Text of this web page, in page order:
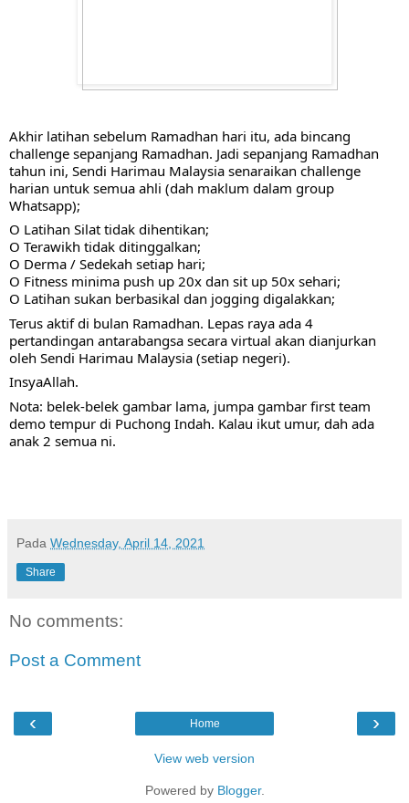
Akhir latihan sebelum Ramadhan hari itu, ada bincang
challenge sepanjang Ramadhan. Jadi sepanjang Ramadhan
tahun ini, Sendi Harimau Malaysia senaraikan challenge
harian untuk semua ahli (dah maklum dalam group
Whatsapp);
O Latihan Silat tidak dihentikan;
O Terawikh tidak ditinggalkan;
O Derma / Sedekah setiap hari;
O Fitness minima push up 20x dan sit up 50x sehari;
O Latihan sukan berbasikal dan jogging digalakkan;
Terus aktif di bulan Ramadhan. Lepas raya ada 4
pertandingan antarabangsa secara virtual akan dianjurkan
oleh Sendi Harimau Malaysia (setiap negeri).
InsyaAllah.
Nota: belek-belek gambar lama, jumpa gambar first team
demo tempur di Puchong Indah. Kalau ikut umur, dah ada
anak 2 semua ni.
Pada Wednesday, April 14, 2021
Share
No comments:
Post a Comment
‹ ›
Home
View web version
Powered by Blogger.